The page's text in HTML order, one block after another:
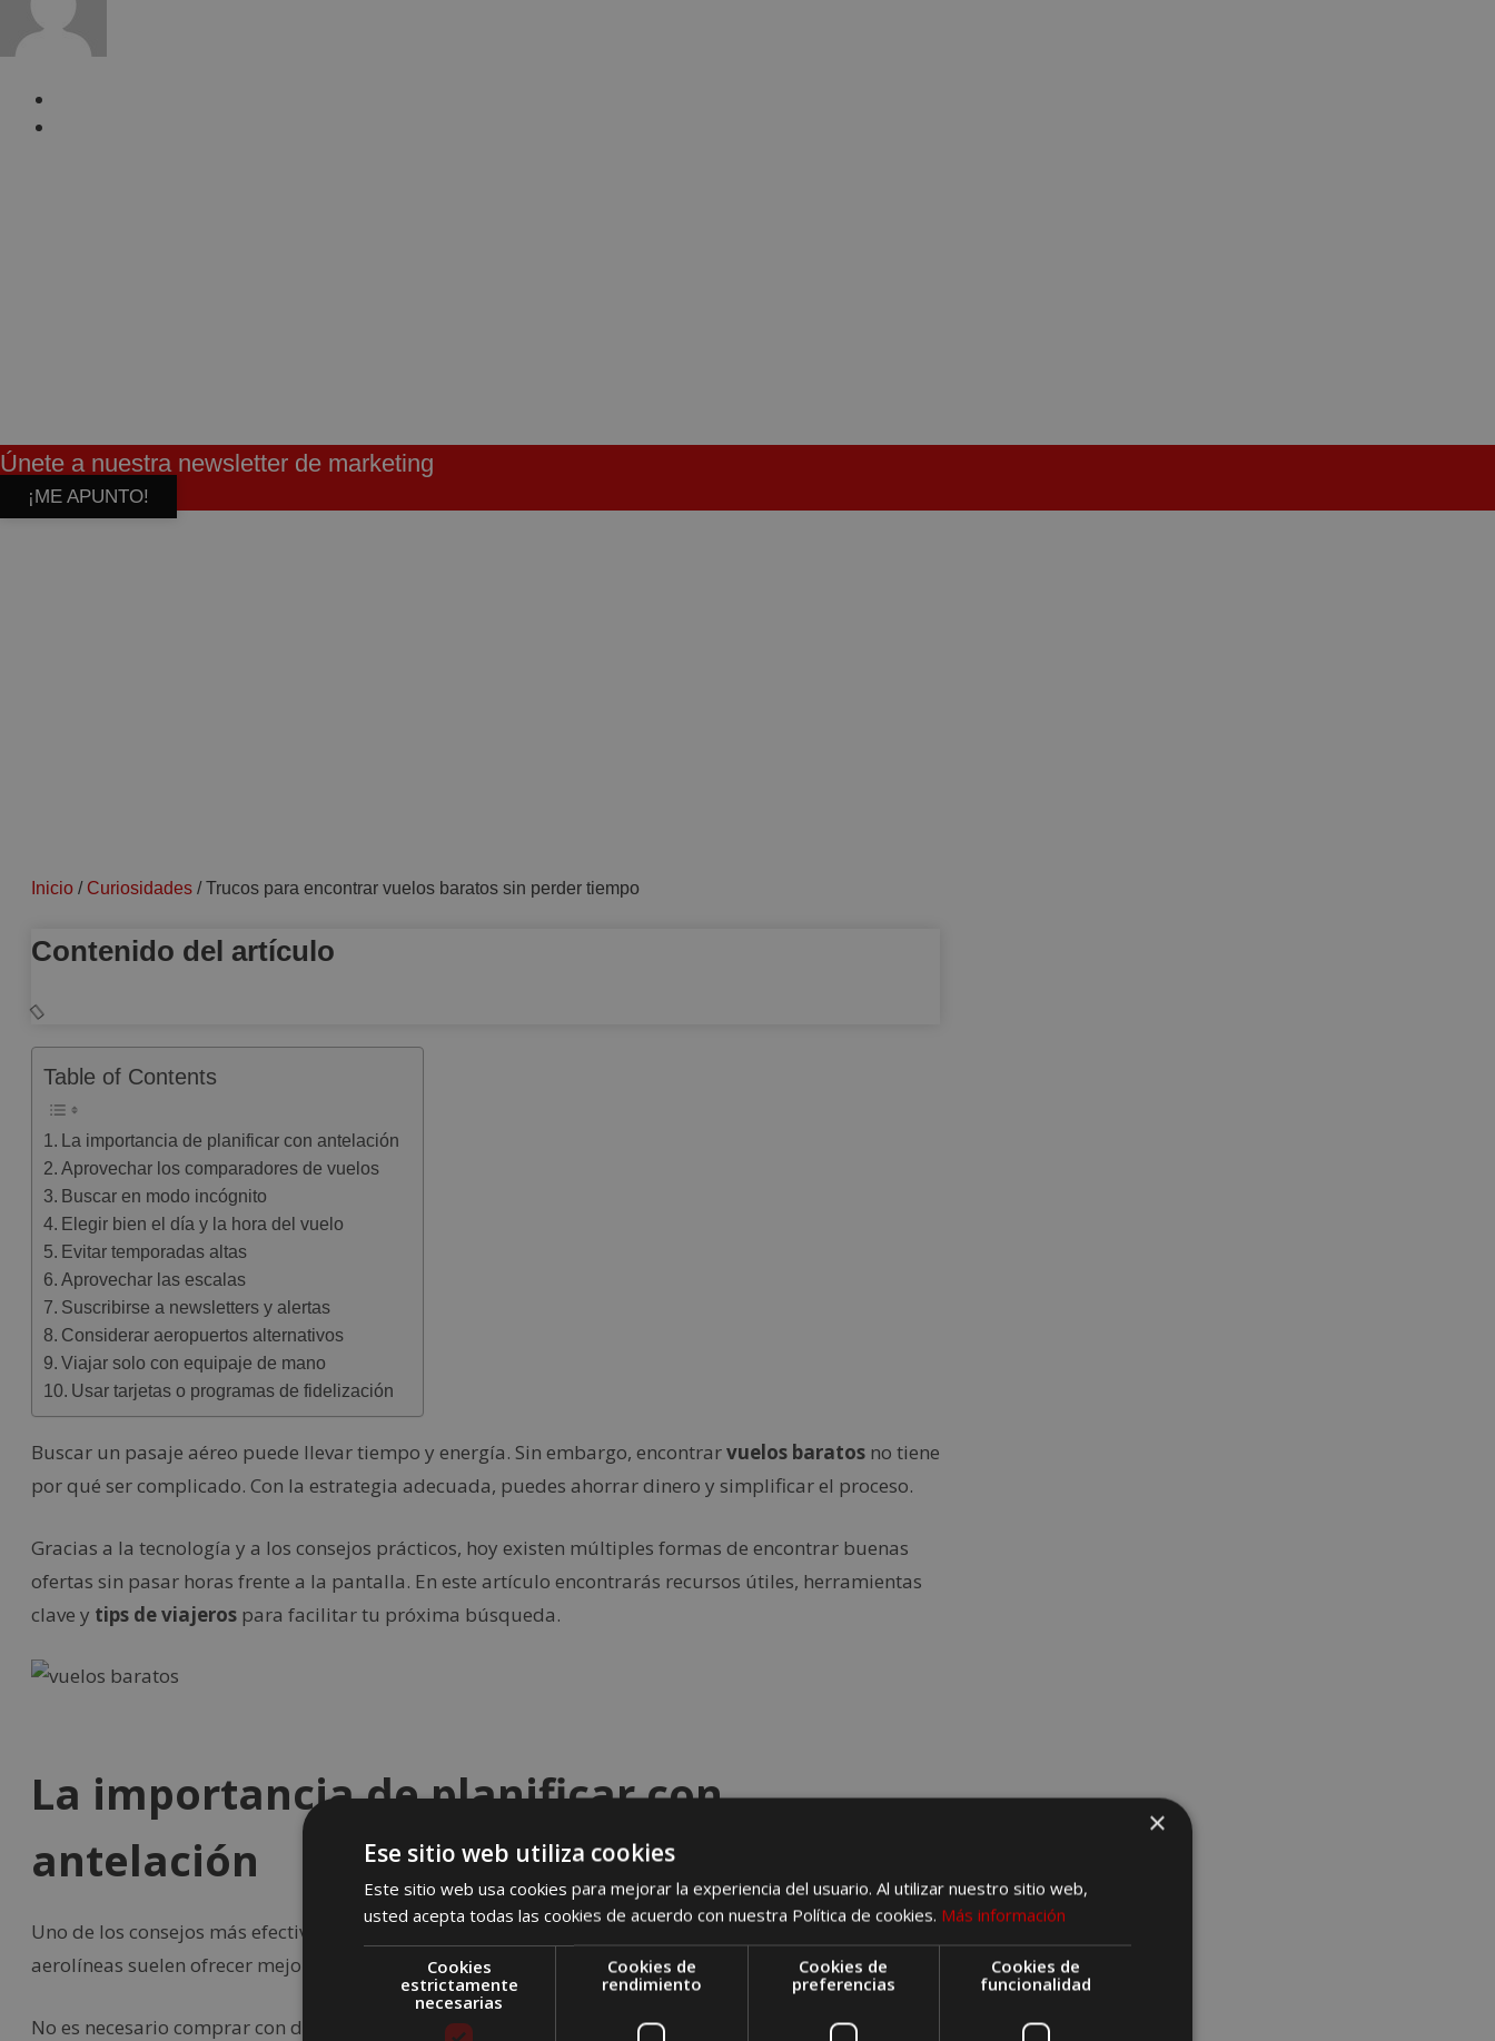
Únete a nuestra newsletter de marketing
¡ME APUNTO!
Inicio / Curiosidades /Trucos para encontrar vuelos baratos sin perder tiempo
Contenido del artículo
Table of Contents
La importancia de planificar con antelación
Aprovechar los comparadores de vuelos
Buscar en modo incógnito
Elegir bien el día y la hora del vuelo
Evitar temporadas altas
Aprovechar las escalas
Suscribirse a newsletters y alertas
Considerar aeropuertos alternativos
Viajar solo con equipaje de mano
Usar tarjetas o programas de fidelización
Buscar un pasaje aéreo puede llevar tiempo y energía. Sin embargo, encontrarvuelos baratos no tiene
por qué ser complicado. Con la estrategia adecuada, puedes ahorrar dinero y simplificar el proceso.
Gracias a la tecnología y a los consejos prácticos, hoy existen múltiples formas de encontrar buenas
ofertas sin pasar horas frente a la pantalla. En este artículo encontrarás recursos útiles, herramientas
clave y tips de viajeros para facilitar tu próxima búsqueda.
La importancia de planificar con
antelación
Uno de los consejos más efectivos para conseguir
aerolíneas suelen ofrecer mejores precios entre 6 y 8 semanas antes del vuelo.
No es necesario comprar con demasiada anticipación, pero sí conviene monitorear los precios desde
×
Ese sitio web utiliza cookies
Este sitio web usa cookies para mejorar la experiencia del usuario. Al utilizar nuestro sitio web,
usted acepta todas las cookies de acuerdo con nuestra Política de cookies. Más información
Cookies
estrictamente
necesarias
Cookies de
rendimiento
Cookies de
preferencias
Cookies de
funcionalidad